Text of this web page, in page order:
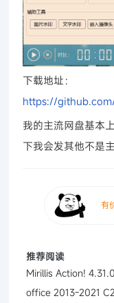
下载地址：
https://
我的主流网盘基本
下我会发其他不是
推荐阅读
Mirillis Action!
office 2013-2021